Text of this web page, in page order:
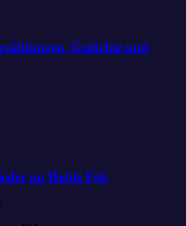
Gedichte und
im Hohle Fels